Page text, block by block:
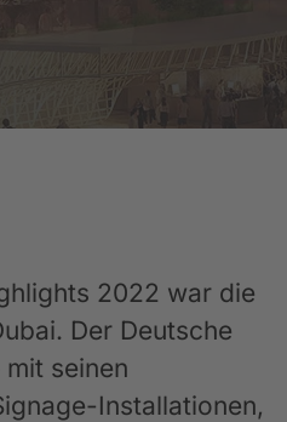
2022 war die
Der Deutsche
seinen
Installationen,